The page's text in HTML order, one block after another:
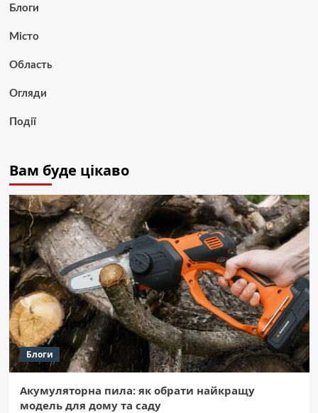
Блоги
Місто
Область
Огляди
Події
Вам буде цікаво
Блоги
Акумуляторна пила: як обрати найкращу
модель для дому та саду